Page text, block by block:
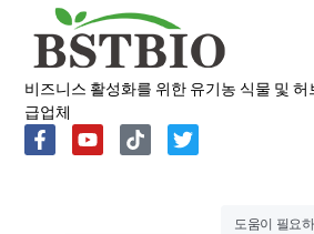
비즈니스 활성화를 위한 유기농 식물 및
급업체
도움이 필요
German
Italian
Japanese
Russian
Spanish